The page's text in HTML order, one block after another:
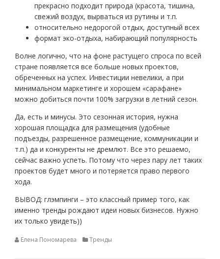
прекрасно подходит природа (красота, тишина,
свежий воздух, вырваться из рутины и т.п.
относительно недорогой отдых, доступный всех
формат эко-отдыха, набирающий популярность
Волне логично, что на фоне растущего спроса по всей
стране появляется все больше новых проектов,
обреченных на успех. Инвестиции невелики, а при
минимальном маркетинге и хорошем «сарафане»
можно добиться почти 100% загрузки в летний сезон.
Да, есть и минусы. Это сезонная история, нужна
хорошая площадка для размещения (удобные
подъезды, разрешенное размещение, коммуникации и
т.п.) да и конкуренты не дремлют. Все это решаемо,
сейчас важно успеть. Потому что через пару лет таких
проектов будет много и потеряется право первого
хода.
ВЫВОД: глэмпинги – это классный пример того, как
именно тренды рождают идеи новых бизнесов. Нужно
их только увидеть))
Елена Пономарева Тренды